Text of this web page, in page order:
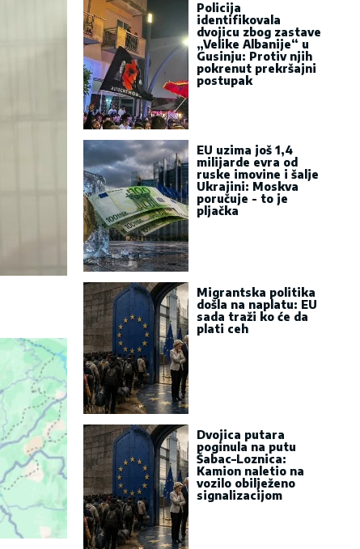
Policija
identifikovala
dvojicu zbog zastave
„Velike Albanije“ u
Gusinju: Protiv njih
pokrenut prekršajni
postupak
EU uzima još 1,4
milijarde evra od
ruske imovine i šalje
Ukrajini: Moskva
poručuje - to je
pljačka
Migrantska politika
došla na naplatu: EU
sada traži ko će da
plati ceh
Dvojica putara
poginula na putu
Šabac–Loznica:
Kamion naletio na
vozilo obilježeno
signalizacijom